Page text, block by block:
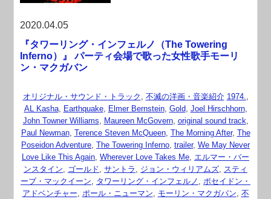
2020.04.05
『タワーリング・インフェルノ（The Towering
Inferno）』 パーティ会場で歌った女性歌手モーリ
ン・マクガバン
オリジナル・サウンド・トラック , 不滅の洋画・音楽紹介 1974.,
AL Kasha, Earthquake, Elmer Bernstein, Gold, Joel Hirschhorn,
John Towner Williams, Maureen McGovern, original sound track,
Paul Newman, Terence Steven McQueen, The Morning After, The
Poseidon Adventure, The Towering Inferno, trailer, We May Never
Love Like This Again, Wherever Love Takes Me, エルマー・バー
ンスタイン, ゴールド, サントラ , ジョン・ウィリアムズ, スティ
ーブ・マックイーン, タワーリング・インフェルノ , ポセイドン・
アドベンチャー, ポール・ニューマン, モーリン・マクガバン, 不